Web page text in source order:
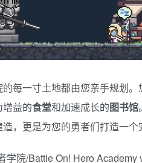
每一寸土地都由您亲手规划
增益的食堂和加速成长的图书馆
，更是为您的勇者们打造一个